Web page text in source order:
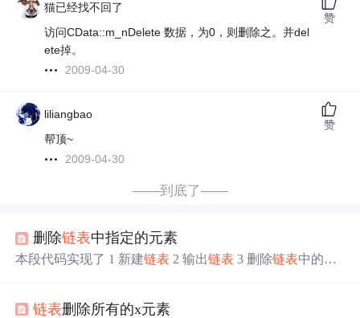
猫已经找不回了
访问CData::m_nDelete 数据，为0，则删除之。并del
ete掉。
2009-04-30
赞
liliangbao
帮顶~
2009-04-30
赞
——到底了——
删除链表中指定的元素
本段代码实现了 1 新建链表 2 输出链表 3 删除链表中的指
e { int data;//数据 struct Node *nex...
链表删除所有的x元素